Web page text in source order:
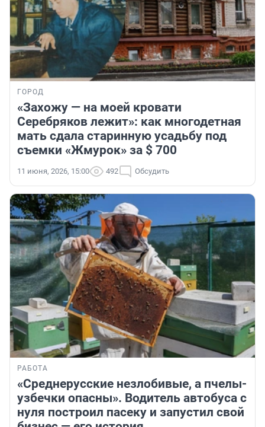
ГОРОД
«Захожу — на моей кровати
Серебряков лежит»: как многодетная
мать сдала старинную усадьбу под
съемки «Жмурок» за $ 700
11 июня, 2026, 15:00 492 Обсудить
РАБОТА
«Среднерусские незлобивые, а пчелы-
узбечки опасны». Водитель автобуса с
нуля построил пасеку и запустил свой